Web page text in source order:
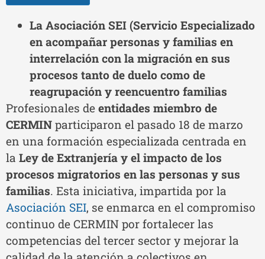
La Asociación SEI (Servicio Especializado
en acompañar personas y familias en
interrelación con la migración en sus
procesos tanto de duelo como de
reagrupación y reencuentro familias
Profesionales de entidades miembro de
CERMIN participaron el pasado 18 de marzo
en una formación especializada centrada en
la Ley de Extranjería y el impacto de los
procesos migratorios en las personas y sus
familias. Esta iniciativa, impartida por la
Asociación SEI, se enmarca en el compromiso
continuo de CERMIN por fortalecer las
competencias del tercer sector y mejorar la